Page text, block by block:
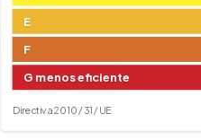
E
F
G menos eficiente
Directiva 2010 / 31 / UE